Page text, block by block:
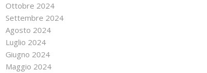
Ottobre 2024
Settembre 2024
Agosto 2024
Luglio 2024
Giugno 2024
Maggio 2024